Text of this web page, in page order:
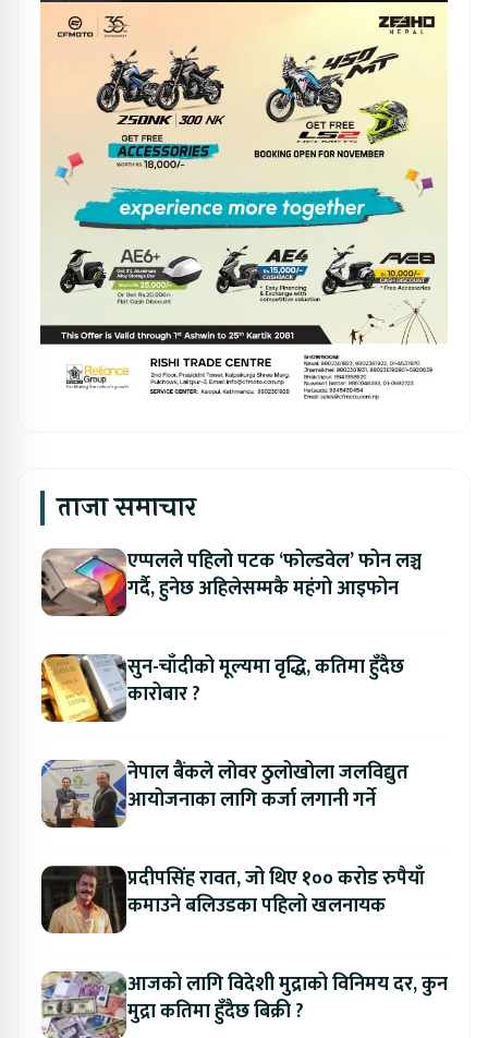
ताजा समाचार
एप्पलले पहिलो पटक ‘फोल्डवेल’ फोन लञ्च
गर्दै, हुनेछ अहिलेसम्मकै महंगो आइफोन
सुन-चाँदीको मूल्यमा वृद्धि, कतिमा हुँदैछ
कारोबार ?
नेपाल बैंकले लोवर ठुलोखोला जलविद्युत
आयोजनाका लागि कर्जा लगानी गर्ने
प्रदीपसिंह रावत, जो थिए १०० करोड रुपैयाँ
कमाउने बलिउडका पहिलो खलनायक
आजको लागि विदेशी मुद्राको विनिमय दर, कुन
मुद्रा कतिमा हुँदैछ बिक्री ?